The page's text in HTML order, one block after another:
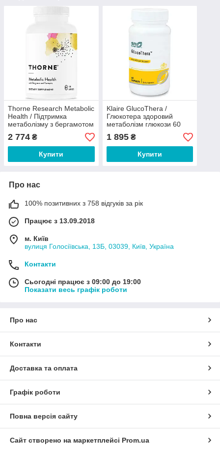
Thorne Research Metabolic
Health / Підтримка
метаболізму з бергамотом
і куркумою 120 капсул
2 774 ₴
Купити
Klaire GlucoThera /
Глюкотера здоровий
метаболізм глюкози 60
капсул
1 895₴
Купити
Про нас
100% позитивних з 758 відгуків за рік
Працює з 13.09.2018
м. Київ
вулиця Голосіївська, 13Б, 03039, Київ, Україна
Контакти
Сьогодні працює з 09:00 до 19:00
Показати весь графік роботи
Про нас
Контакти
Доставка та оплата
Графік роботи
Повна версія сайту
Сайт створено на маркетплейсі Prom.ua